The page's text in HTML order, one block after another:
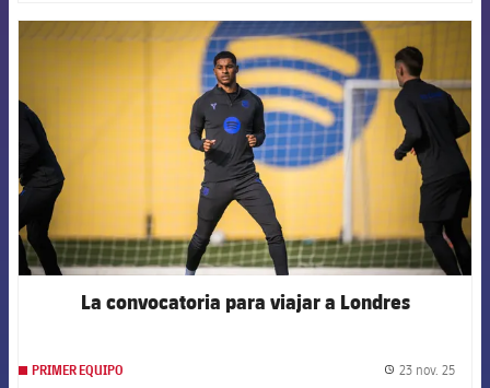
FCB Barcelona badge
La convocatoria para viajar a Londres
PRIMER EQUIPO 23 nov. 25